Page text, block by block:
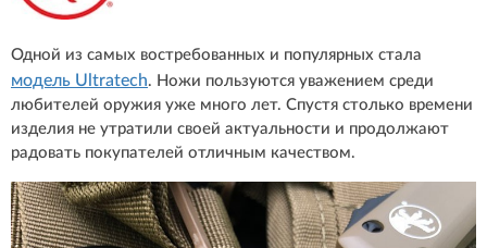
Одной из самых востребованных и популярных стала
модель Ultratech. Ножи пользуются уважением среди
любителей оружия уже много лет. Спустя столько времени
изделия не утратили своей актуальности и продолжают
радовать покупателей отличным качеством.